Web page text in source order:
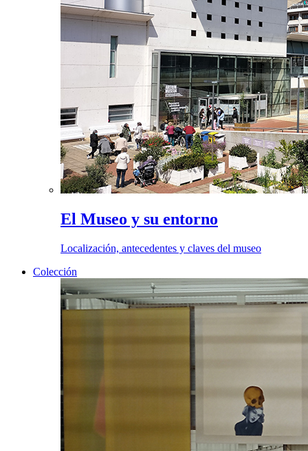
El Museo y su entorno
Localización, antecedentes y claves del museo
Colección